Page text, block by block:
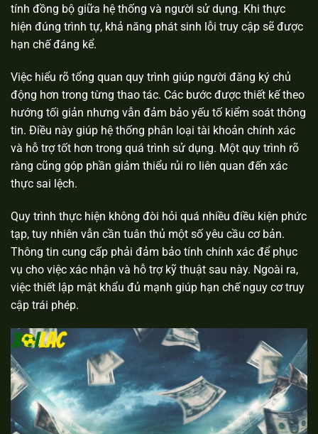
tính đồng bộ giữa hệ thống và người sử dụng. Khi thực
hiện đúng trình tự, khả năng phát sinh lỗi truy cập sẽ được
hạn chế đáng kể.
Việc hiểu rõ tổng quan quy trình giúp người đăng ký chủ
động hơn trong từng thao tác. Các bước được thiết kế theo
hướng tối giản nhưng vẫn đảm bảo yếu tố kiểm soát thông
tin. Điều này giúp hệ thống phân loại tài khoản chính xác
và hỗ trợ tốt hơn trong quá trình sử dụng. Một quy trình rõ
ràng cũng góp phần giảm thiểu rủi ro liên quan đến xác
thực sai lệch.
Quy trình thực hiện không đòi hỏi quá nhiều điều kiện phức
tạp, tuy nhiên vẫn cần tuân thủ một số yêu cầu cơ bản.
Thông tin cung cấp phải đảm bảo tính chính xác để phục
vụ cho việc xác nhận và hỗ trợ kỹ thuật sau này. Ngoài ra,
việc thiết lập mật khẩu đủ mạnh giúp hạn chế nguy cơ truy
cập trái phép.